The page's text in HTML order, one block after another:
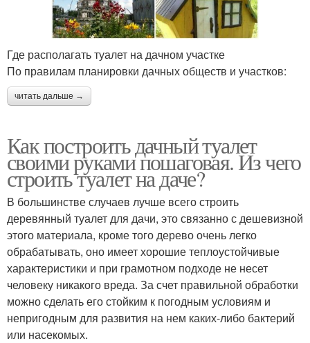
Где располагать туалет на дачном участке
По правилам планировки дачных обществ и участков:
читать дальше →
Как построить дачный туалет
своими руками пошаговая. Из чего
строить туалет на даче?
В большинстве случаев лучше всего строить
деревянный туалет для дачи, это связанно с дешевизной
этого материала, кроме того дерево очень легко
обрабатывать, оно имеет хорошие теплоустойчивые
характеристики и при грамотном подходе не несет
человеку никакого вреда. За счет правильной обработки
можно сделать его стойким к погодным условиям и
непригодным для развития на нем каких-либо бактерий
или насекомых.